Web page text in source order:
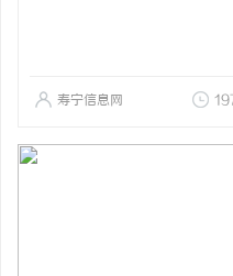
寿宁信息网